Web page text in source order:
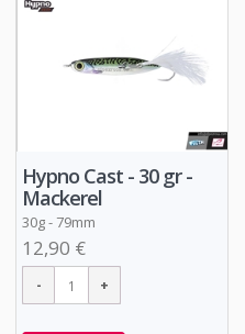
Hypno Cast - 30 gr -
Mackerel
30g - 79mm
12,90 €